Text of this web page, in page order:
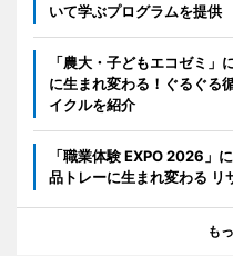
いて学ぶプログラムを提供
「農大・子どもエコゼミ
に生まれ変わる！ぐるぐる
イクルを紹介
「職業体験 EXPO 2026」
品トレーに生まれ変わる リ
も